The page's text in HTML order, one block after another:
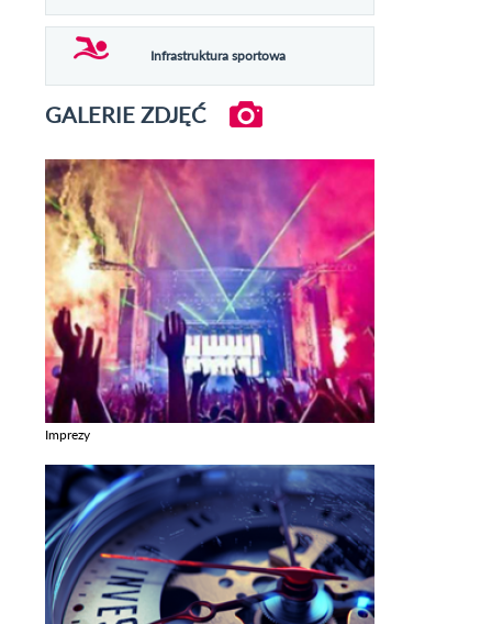
Infrastruktura sportowa
GALERIE ZDJĘĆ
Imprezy